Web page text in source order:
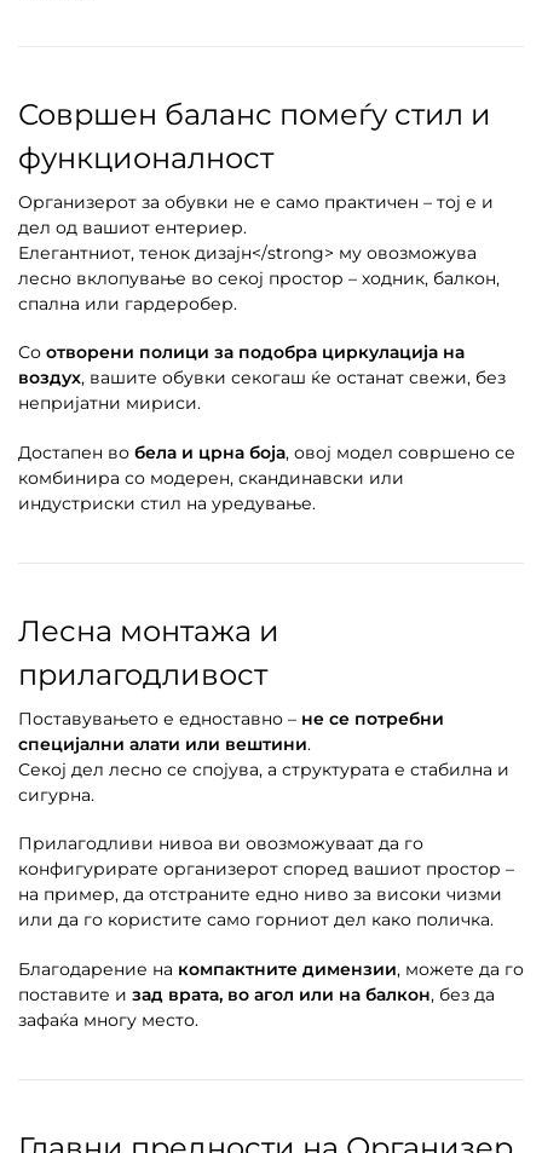
Совршен баланс помеѓу стил и
функционалност
Организерот за обувки не е само практичен – тој е и
дел од вашиот ентериер.
Елегантниот, тенок дизајн</strong> му овозможува
лесно вклопување во секој простор – ходник, балкон,
спална или гардеробер.
Со отворени полици за подобра циркулација на
воздух, вашите обувки секогаш ќе останат свежи, без
непријатни мириси.
Достапен во бела и црна боја, овој модел совршено се
комбинира со модерен, скандинавски или
индустриски стил на уредување.
Лесна монтажа и
прилагодливост
Поставувањето е едноставно – не се потребни
специјални алати или вештини.
Секој дел лесно се спојува, а структурата е стабилна и
сигурна.
Прилагодливи нивоа ви овозможуваат да го
конфигурирате организерот според вашиот простор –
на пример, да отстраните едно ниво за високи чизми
или да го користите само горниот дел како поличка.
Благодарение на компактните димензии, можете да го
поставите и зад врата, во агол или на балкон, без да
зафаќа многу место.